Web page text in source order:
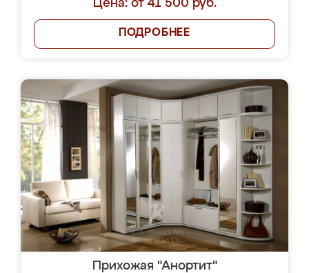
Цена: от 41 500 руб.
ПОДРОБНЕЕ
Прихожая "Анортит"